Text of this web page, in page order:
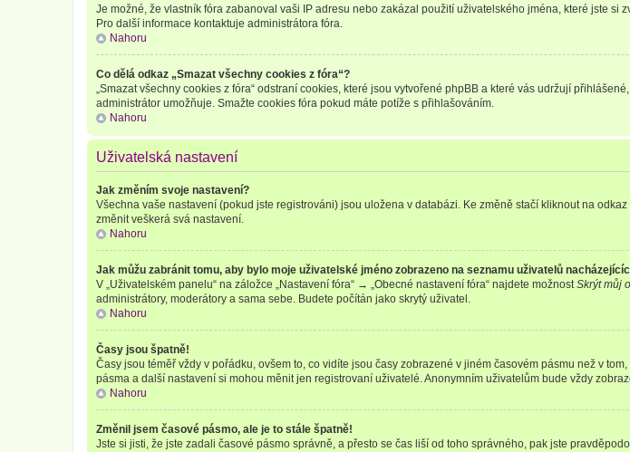
Je možné, že vlastník fóra zabanoval vaši IP adresu nebo zakázal použití uživatelského jména, které jste
Pro další informace kontaktuje administrátora fóra.
Nahoru
Co dělá odkaz „Smazat všechny cookies z fóra“?
„Smazat všechny cookies z fóra“ odstraní cookies, které jsou vytvořené phpBB a které vás udržují
administrátor umožňuje. Smažte cookies fóra pokud máte potíže s přihlašováním.
Nahoru
Uživatelská nastavení
Jak změním svoje nastavení?
Všechna vaše nastavení (pokud jste registrováni) jsou uložena v databázi. Ke změně stačí kliknout na
změnit veškerá svá nastavení.
Nahoru
Jak můžu zabránit tomu, aby bylo moje uživatelské jméno zobrazeno na seznamu uživatelů
V „Uživatelském panelu“ na záložce „Nastavení fóra“ → „Obecné nastavení fóra“ najdete možnost Skrýt můj
administrátory, moderátory a sama sebe. Budete počítán jako skrytý uživatel.
Nahoru
Časy jsou špatně!
Časy jsou téměř vždy v pořádku, ovšem to, co vidíte jsou časy zobrazené v jiném časovém pásmu než v
pásma a další nastavení si mohou měnit jen registrovaní uživatelé. Anonymním uživatelům bude vždy
Nahoru
Změnil jsem časové pásmo, ale je to stále špatně!
Jste si jisti, že jste zadali časové pásmo správně, a přesto se čas liší od toho správného, pak jste